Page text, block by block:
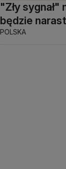
"Zły
będzie
POLSKA